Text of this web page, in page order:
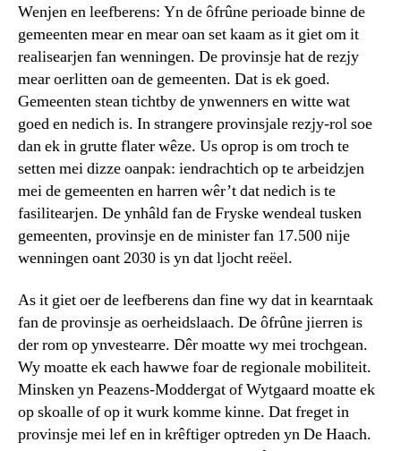
Wenjen en leefberens: Yn de ôfrûne perioade binne de
gemeenten mear en mear oan set kaam as it giet om it
realisearjen fan wenningen. De provinsje hat de rezjy
mear oerlitten oan de gemeenten. Dat is ek goed.
Gemeenten stean tichtby de ynwenners en witte wat
goed en nedich is. In strangere provinsjale rezjy-rol soe
dan ek in grutte flater wêze. Us oprop is om troch te
setten mei dizze oanpak: iendrachtich op te arbeidzjen
mei de gemeenten en harren wêr’t dat nedich is te
fasilitearjen. De ynhâld fan de Fryske wendeal tusken
gemeenten, provinsje en de minister fan 17.500 nije
wenningen oant 2030 is yn dat ljocht reëel.
As it giet oer de leefberens dan fine wy dat in kearntaak
fan de provinsje as oerheidslaach. De ôfrûne jierren is
der rom op ynvestearre. Dêr moatte wy mei trochgean.
Wy moatte ek each hawwe foar de regionale mobiliteit.
Minsken yn Peazens-Moddergat of Wytgaard moatte ek
op skoalle of op it wurk komme kinne. Dat freget in
provinsje mei lef en in krêftiger optreden yn De Haach.